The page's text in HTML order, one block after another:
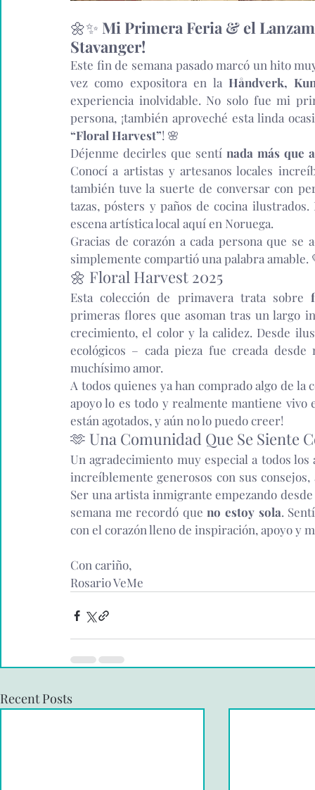
🌼✨ Mi Primera Feria & el
Stavanger!
Este fin de semana pasado marcó un hito
vez como expositora en la Håndverk,
experiencia inolvidable. No solo fue mi
persona, ¡también aproveché esta linda
“Floral Harvest”! 🌸
Déjenme decirles que sentí nada más que
Conocí a artistas y artesanos locales
también tuve la suerte de conversar con
tazas, pósters y paños de cocina
escena artística local aquí en Noruega.
Gracias de corazón a cada persona que
simplemente compartió una palabra amable.
🌼 Floral Harvest 2025
Esta colección de primavera trata sobre
primeras flores que asoman tras un largo
crecimiento, el color y la calidez. Desde
ecológicos – cada pieza fue creada
muchísimo amor.
A todos quienes ya han comprado algo de la
apoyo lo es todo y realmente mantiene vivo
están agotados, y aún no lo puedo creer!
🫶 Una Comunidad Que Se Siente
Un agradecimiento muy especial a todos
increíblemente generosos con sus
Ser una artista inmigrante empezando
semana me recordó que no estoy sola.
con el corazón lleno de inspiración, apoyo y
Con cariño,
Rosario VeMe
Recent Posts